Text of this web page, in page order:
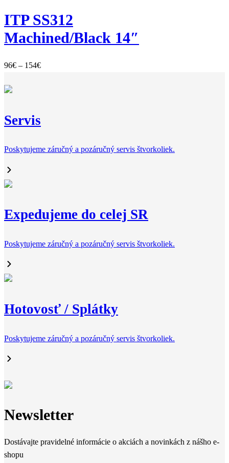
through
126€
ITP SS312
Machined/Black 14″
96€ – 154€Price
Servis
Poskytujeme záručný a pozáručný servis štvorkoliek.
Expedujeme do celej SR
Poskytujeme záručný a pozáručný servis štvorkoliek.
Hotovosť / Splátky
Poskytujeme záručný a pozáručný servis štvorkoliek.
Newsletter
Dostávajte pravidelné informácie o akciách a novinkách z nášho e-
shopu